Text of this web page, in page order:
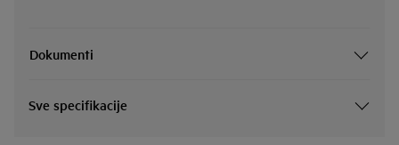
Dokumenti
Sve specifikacije